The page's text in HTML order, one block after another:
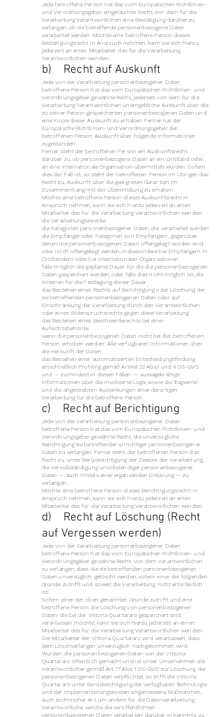
Jede betroffene Person hat das vom Europäischen Richtlinien-
und Verordnungsgeber eingeräumte Recht, von dem für die
Verarbeitung Verantwortlichen eine Bestätigung darüber zu
verlangen, ob sie betreffende personenbezogene Daten
verarbeitet werden. Möchte eine betroffene Person dieses
Bestätigungsrecht in Anspruch nehmen, kann sie sich hierzu
jederzeit an einen Mitarbeiter des für die Verarbeitung
Verantwortlichen wenden.
b) Recht auf Auskunft
Jede von der Verarbeitung personenbezogener Daten
betroffene Person hat das vom Europäischen Richtlinien- und
Verordnungsgeber gewährte Recht, jederzeit von dem für die
Verarbeitung Verantwortlichen unentgeltliche Auskunft über die
zu seiner Person gespeicherten personenbezogenen Daten und
eine Kopie dieser Auskunft zu erhalten. Ferner hat der
Europäische Richtlinien- und Verordnungsgeber der
betroffenen Person Auskunft über folgende Informationen
zugestanden:
Ferner steht der betroffenen Person ein Auskunftsrecht
darüber zu, ob personenbezogene Daten an ein Drittland oder
an eine internationale Organisation übermittelt wurden. Sofern
dies der Fall ist, so steht der betroffenen Person im Übrigen das
Recht zu, Auskunft über die geeigneten Garantien im
Zusammenhang mit der Übermittlung zu erhalten.
Möchte eine betroffene Person dieses Auskunftsrecht in
Anspruch nehmen, kann sie sich hierzu jederzeit an einen
Mitarbeiter des für die Verarbeitung Verantwortlichen wenden.
die Verarbeitungszwecke
die Kategorien personenbezogener Daten, die verarbeitet werden
die Empfänger oder Kategorien von Empfängern, gegenüber
denen die personenbezogenen Daten offengelegt worden sind
oder noch offengelegt werden, insbesondere bei Empfängern in
Drittländern oder bei internationalen Organisationen
falls möglich die geplante Dauer, für die die personenbezogenen
Daten gespeichert werden, oder, falls dies nicht möglich ist, die
Kriterien für die Festlegung dieser Dauer
das Bestehen eines Rechts auf Berichtigung oder Löschung der
sie betreffenden personenbezogenen Daten oder auf
Einschränkung der Verarbeitung durch den Verantwortlichen
oder eines Widerspruchsrechts gegen diese Verarbeitung
das Bestehen eines Beschwerderechts bei einer
Aufsichtsbehörde
wenn die personenbezogenen Daten nicht bei der betroffenen
Person erhoben werden: Alle verfügbaren Informationen über
die Herkunft der Daten
das Bestehen einer automatisierten Entscheidungsfindung
einschließlich Profiling gemäß Artikel 22 Abs.1 und 4 DS-GVO
und — zumindest in diesen Fällen — aussagekräftige
Informationen über die involvierte Logik sowie die Tragweite
und die angestrebten Auswirkungen einer derartigen
Verarbeitung für die betroffene Person
c) Recht auf Berichtigung
Jede von der Verarbeitung personenbezogener Daten
betroffene Person hat das vom Europäischen Richtlinien- und
Verordnungsgeber gewährte Recht, die unverzügliche
Berichtigung sie betreffender unrichtiger personenbezogener
Daten zu verlangen. Ferner steht der betroffenen Person das
Recht zu, unter Berücksichtigung der Zwecke der Verarbeitung,
die Vervollständigung unvollständiger personenbezogener
Daten — auch mittels einer ergänzenden Erklärung — zu
verlangen.
Möchte eine betroffene Person dieses Berichtigungsrecht in
Anspruch nehmen, kann sie sich hierzu jederzeit an einen
Mitarbeiter des für die Verarbeitung Verantwortlichen wenden.
d) Recht auf Löschung (Recht
auf Vergessen werden)
Jede von der Verarbeitung personenbezogener Daten
betroffene Person hat das vom Europäischen Richtlinien- und
Verordnungsgeber gewährte Recht, von dem Verantwortlichen
zu verlangen, dass die sie betreffenden personenbezogenen
Daten unverzüglich gelöscht werden, sofern einer der folgenden
Gründe zutrifft und soweit die Verarbeitung nicht erforderlich
ist:
Sofern einer der oben genannten Gründe zutrifft und eine
betroffene Person die Löschung von personenbezogenen
Daten, die bei der Vittoria Quartararo gespeichert sind,
veranlassen möchte, kann sie sich hierzu jederzeit an einen
Mitarbeiter des für die Verarbeitung Verantwortlichen wenden.
Der Mitarbeiter der Vittoria Quartararo wird veranlassen, dass
dem Löschverlangen unverzüglich nachgekommen wird.
Wurden die personenbezogenen Daten von der Vittoria
Quartararo öffentlich gemacht und ist unser Unternehmen als
Verantwortlicher gemäß Art. 17 Abs. 1 DS-GVO zur Löschung der
personenbezogenen Daten verpflichtet, so trifft die Vittoria
Quartararo unter Berücksichtigung der verfügbaren Technologie
und der Implementierungskosten angemessene Maßnahmen,
auch technischer Art, um andere für die Datenverarbeitung
Verantwortliche, welche die veröffentlichten
personenbezogenen Daten verarbeiten, darüber in Kenntnis zu